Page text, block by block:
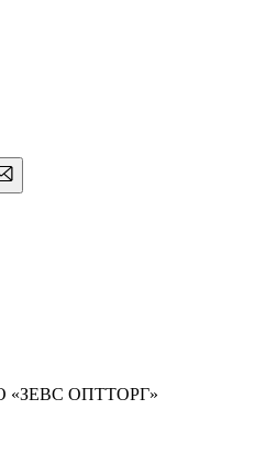
«ЗЕВС ОПТТОРГ»